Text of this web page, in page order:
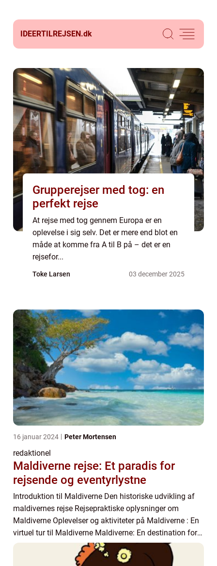
IDEERTILREJSEN.dk
Grupperejser med tog: en
perfekt rejse
At rejse med tog gennem Europa er en
oplevelse i sig selv. Det er mere end blot en
måde at komme fra A til B på – det er en
rejsefor...
Toke Larsen 03 december 2025
16 januar 2024 Peter Mortensen
redaktionel
Maldiverne rejse: Et paradis for
rejsende og eventyrlystne
Introduktion til Maldiverne Den historiske udvikling af
maldivernes rejse Rejsepraktiske oplysninger om
Maldiverne Oplevelser og aktiviteter på Maldiverne : En
virtuel tur til Maldiverne Maldiverne: En destination for
rejsende og eventyrlystne Maldiv...